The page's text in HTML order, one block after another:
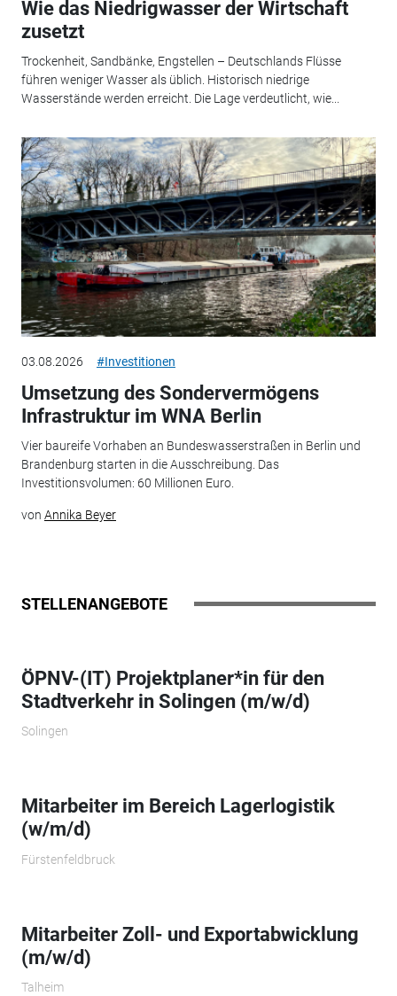
Wie das Niedrigwasser der Wirtschaft
zusetzt
Trockenheit, Sandbänke, Engstellen – Deutschlands Flüsse
führen weniger Wasser als üblich. Historisch niedrige
Wasserstände werden erreicht. Die Lage verdeutlicht, wie...
03.08.2026 #Investitionen
Umsetzung des Sondervermögens
Infrastruktur im WNA Berlin
Vier baureife Vorhaben an Bundeswasserstraßen in Berlin und
Brandenburg starten in die Ausschreibung. Das
Investitionsvolumen: 60 Millionen Euro.
von Annika Beyer
STELLENANGEBOTE
ÖPNV-(IT) Projektplaner*in für den
Stadtverkehr in Solingen (m/w/d)
Solingen
Mitarbeiter im Bereich Lagerlogistik
(w/m/d)
Fürstenfeldbruck
Mitarbeiter Zoll- und Exportabwicklung
(m/w/d)
Talheim